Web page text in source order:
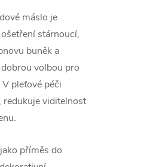
máslo je
stárnoucí,
buněk a
volbou pro
V pleťové péči
redukuje viditelnost
příměs do